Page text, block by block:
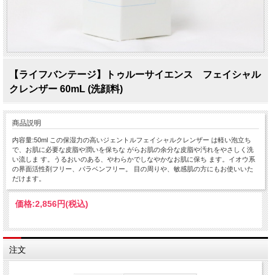
【ライフバンテージ】トゥルーサイエンス フェイシャル
クレンザー 60mL (洗顔料)
商品説明
内容量:50ml この保湿力の高いジェントルフェイシャルクレンザー は軽い泡立ち
で、お肌に必要な皮脂や潤いを保ちな がらお肌の余分な皮脂や汚れをやさしく洗
い流しま す。うるおいのある、やわらかでしなやかなお肌に保ち ます。イオウ系
の界面活性剤フリー、パラベンフリー。 目の周りや、敏感肌の方にもお使いいた
だけます。
価格:2,856円(税込)
注文